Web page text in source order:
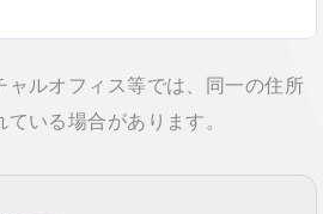
ルオフィス等では、同一の住所
いる場合があります。